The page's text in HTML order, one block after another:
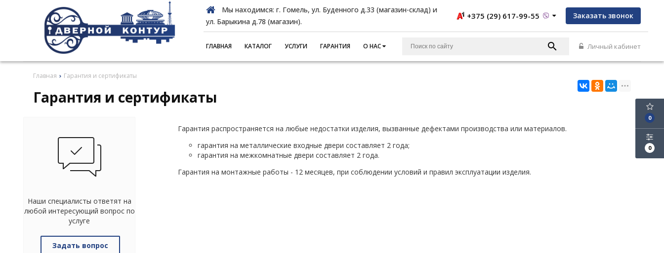
Мы находимся: г. Гомель, ул. Буденного д.33 (магазин-склад) и
ул. Барыкина д.78 (магазин).
+375 (29) 617-99-55 Заказать звонок
ГЛАВНАЯ КАТАЛОГ УСЛУГИ ГАРАНТИЯ О НАС Личный кабинет
Главная Гарантия и сертификаты
Гарантия и сертификаты
0
0
Наши специалисты ответят на
любой интересующий вопрос по
услуге
Задать вопрос
Гарантия распространяется на любые недостатки изделия, вызванные дефектами производства или материалов.
гарантия на металлические входные двери составляет 2 года;
гарантия на межкомнатные двери составляет 2 года.
Гарантия на монтажные работы - 12 месяцев, при соблюдении условий и правил эксплуатации изделия.